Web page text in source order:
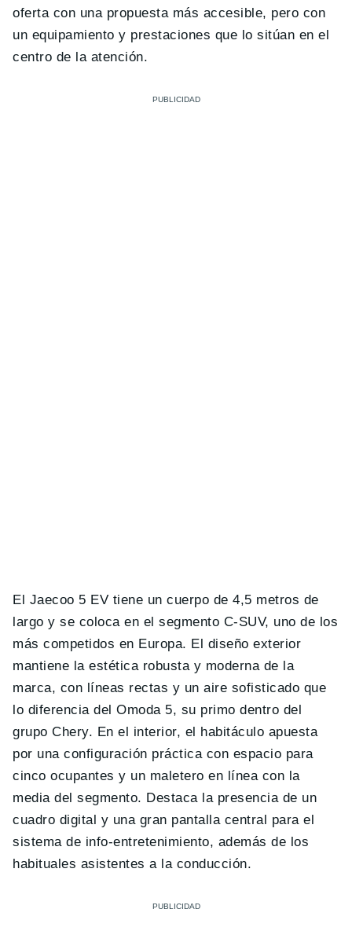
oferta con una propuesta más accesible, pero con
un equipamiento y prestaciones que lo sitúan en el
centro de la atención.
El Jaecoo 5 EV tiene un cuerpo de 4,5 metros de
largo y se coloca en el segmento C-SUV, uno de los
más competidos en Europa. El diseño exterior
mantiene la estética robusta y moderna de la
marca, con líneas rectas y un aire sofisticado que
lo diferencia del Omoda 5, su primo dentro del
grupo Chery. En el interior, el habitáculo apuesta
por una configuración práctica con espacio para
cinco ocupantes y un maletero en línea con la
media del segmento. Destaca la presencia de un
cuadro digital y una gran pantalla central para el
sistema de info-entretenimiento, además de los
habituales asistentes a la conducción.